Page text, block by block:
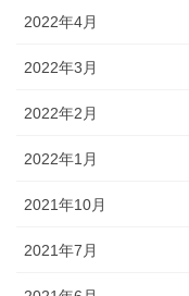
2022年4月
2022年3月
2022年2月
2022年1月
2021年10月
2021年7月